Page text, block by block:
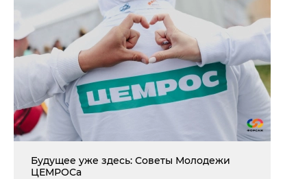
Будущее уже здесь: Советы Молодежи
ЦЕМРОСа